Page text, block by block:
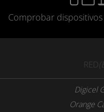
Comprobar
RED
Digicel
Orange